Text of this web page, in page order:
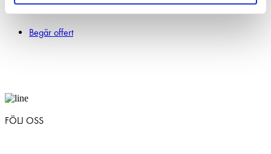
info@slutagrav.se
Begär offert
FÖLJ OSS